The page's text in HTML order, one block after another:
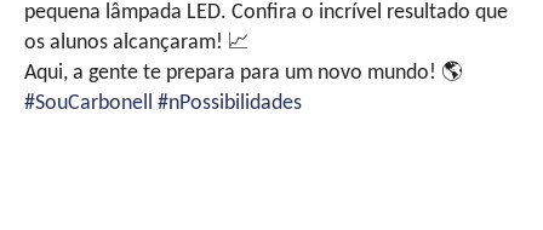
pequena lâmpada LED. Confira o incrível resultado que
os alunos alcançaram! 📈
Aqui, a gente te prepara para um novo mundo! 🌎
#SouCarbonell #nPossibilidades